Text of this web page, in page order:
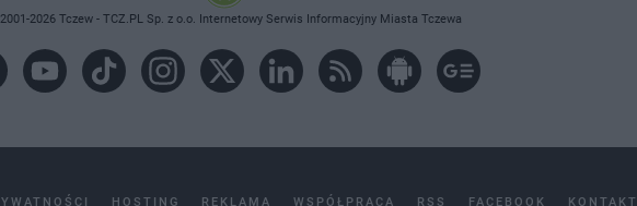
2026 Tczew - TCZ.PL Sp. z o.o. Internetowy Serwis Informacyjny Miasta Tczewa
HOSTING REKLAMA WSPÓŁPRACA RSS FACEBOOK KONTAKT